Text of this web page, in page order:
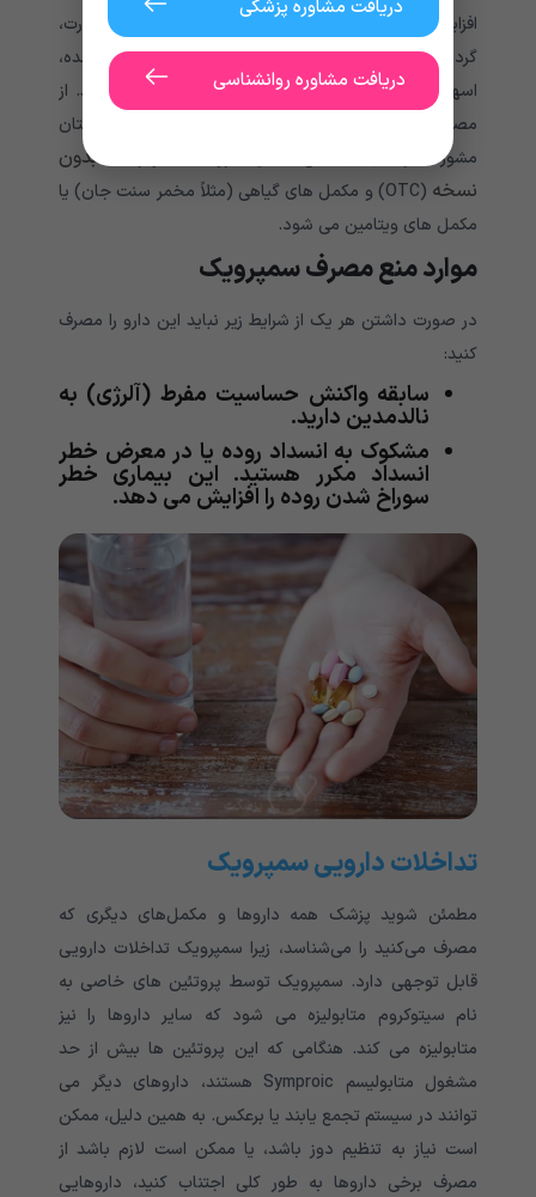
افزایش تعریق، لرز، افزایش اشک ریزش، قرمزی روی صورت،
گردن، بازوها و بالای سینه، احساس سرما، درد شکم یا معده،
اسهال، تهوع و استفراغ، فوراً به پزشک خود اطلاع دهید. از
مصرف داروهای دیگر خودداری کنید مگر اینکه با پزشکتان
مشورت کرده باشید. این شامل داروهای تجویزی یابدون
نسخه
(OTC) و مکمل های گیاهی (مثلاً مخمر سنت جان) یا
مکمل های ویتامین می شود.
موارد منع مصرف سمپرویک
در صورت داشتن هر یک از شرایط زیر نباید این دارو را مصرف
کنید:
سابقه واکنش حساسیت مفرط (آلرژی) به
نالدمدین دارید.
مشکوک به انسداد روده یا در معرض خطر
انسداد مکرر هستید. این بیماری خطر
سوراخ شدن روده را افزایش می دهد.
تداخلات دارویی سمپرویک
مطمئن شوید پزشک همه داروها و مکمل‌های دیگری که
مصرف می‌کنید را می‌شناسد، زیرا سمپرویک تداخلات دارویی
قابل توجهی دارد. سمپرویک توسط پروتئین های خاصی به
نام سیتوکروم متابولیزه می شود که سایر داروها را نیز
متابولیزه می کند. هنگامی که این پروتئین ها بیش از حد
مشغول متابولیسم Symproic هستند، داروهای دیگر می
توانند در سیستم تجمع یابند یا برعکس. به همین دلیل، ممکن
است نیاز به تنظیم دوز باشد، یا ممکن است لازم باشد از
مصرف برخی داروها به طور کلی اجتناب کنید، داروهایی
دریافت مشاوره پزشکی
دریافت مشاوره روانشناسی